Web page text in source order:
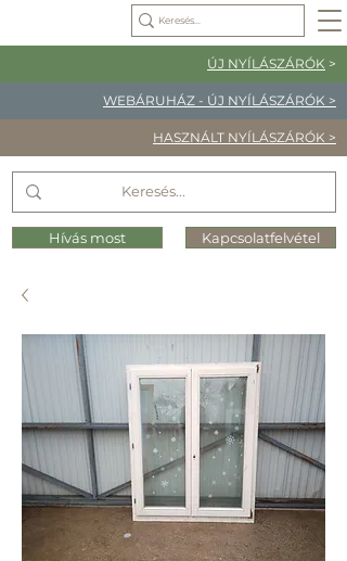
ÚJ NYÍLÁSZÁRÓK >
WEBÁRUHÁZ - ÚJ NYÍLÁSZÁRÓK >
HASZNÁLT NYÍLÁSZÁRÓK >
Hívás most Kapcsolatfelvétel